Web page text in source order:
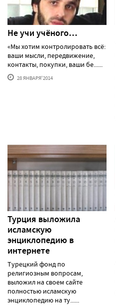
Не учи учёного…
«Мы хотим контролировать всё:
ваши мысли, передвижение,
контакты, покупки, ваши бе......
28 ЯНВАРЯ'2014
Турция выложила
исламскую
энциклопедию в
интернете
Турецкий фонд по
религиозным вопросам,
выложил на своем сайте
полностью исламскую
энциклопедию на ту......